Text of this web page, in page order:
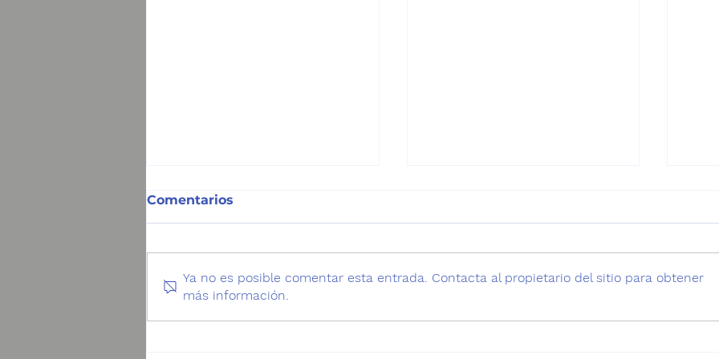
30ª Asamblea
Bloom de Cianobacterias
Comentarios
Ya no es posible comentar esta entrada. Contacta al propietario del sitio para obtener
más información.